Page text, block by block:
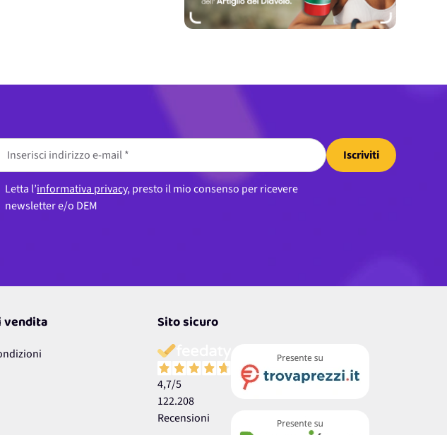
Iscriviti
Letta l’informativa privacy, presto il mio consenso per ricevere
newsletter e/o DEM
vendita Sito sicuro
4,7/5
122.208
Recensioni